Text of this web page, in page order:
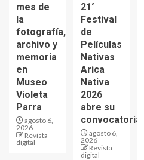
mes de
la
fotografía,
archivo y
memoria
en
Museo
Violeta
Parra
agosto 6,
2026
Revista
digital
21°
Festival
de
Películas
Nativas
Arica
Nativa
2026
abre su
convocatoria
agosto 6,
2026
Revista
digital